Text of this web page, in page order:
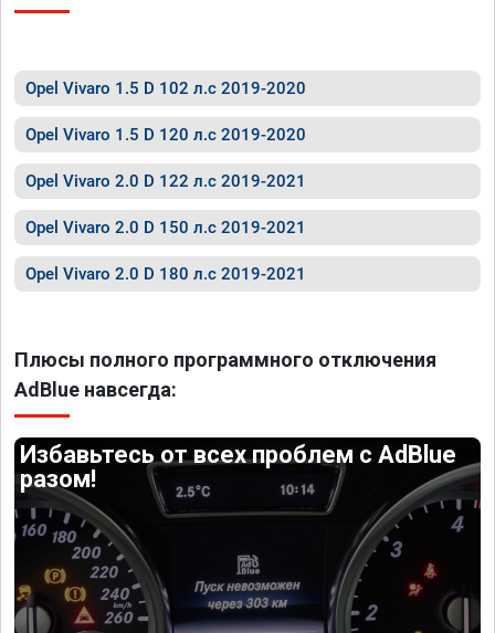
Opel Vivaro 1.5 D 102 л.с 2019-2020
Opel Vivaro 1.5 D 120 л.с 2019-2020
Opel Vivaro 2.0 D 122 л.с 2019-2021
Opel Vivaro 2.0 D 150 л.с 2019-2021
Opel Vivaro 2.0 D 180 л.с 2019-2021
Плюсы полного программного отключения
AdBlue навсегда:
Избавьтесь от всех проблем с AdBlue
разом!